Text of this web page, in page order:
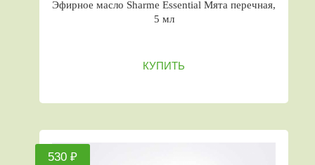
Эфирное масло Sharme Essential Мята перечная,
5 мл
КУПИТЬ
530 ₽